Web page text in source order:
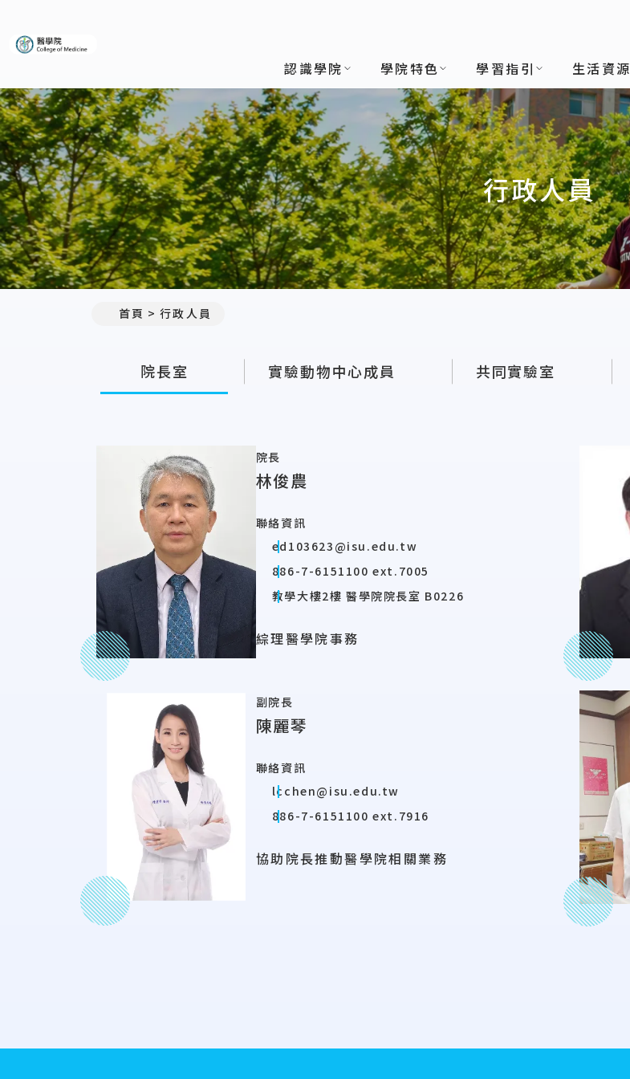
認識學院 學院特色 學習指引 生活資源
行政人員
首頁 行政人員
院長室 實驗動物中心成員 共同實驗室
院長
林俊農
聯絡資訊
ed103623@isu.edu.tw
886-7-6151100 ext.7005
教學大樓2樓 醫學院院長室 B0226
綜理醫學院事務
副院長
陳麗琴
聯絡資訊
lcchen@isu.edu.tw
886-7-6151100 ext.7916
協助院長推動醫學院相關業務